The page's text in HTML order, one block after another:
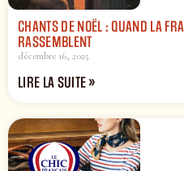
CHANTS DE NOËL : QUAND LA
RASSEMBLENT
décembre 16, 2025
LIRE LA SUITE »